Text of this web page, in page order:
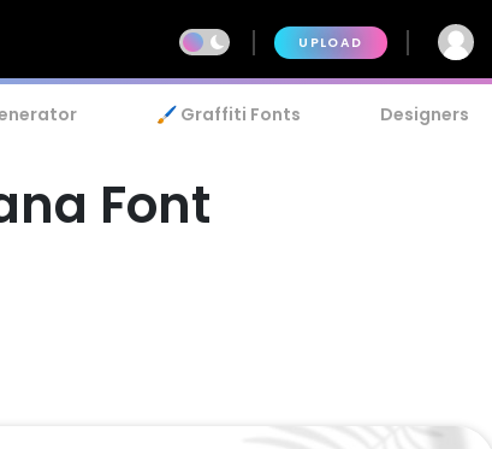
UPLOAD
🖌️ Graffiti Fonts Designers
Font